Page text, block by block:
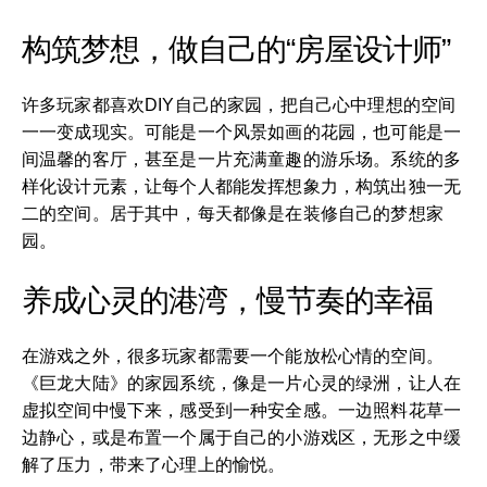
构筑梦想，做自己的“房屋设计师”
许多玩家都喜欢DIY自己的家园，把自己心中理想的空间
一一变成现实。可能是一个风景如画的花园，也可能是一
间温馨的客厅，甚至是一片充满童趣的游乐场。系统的多
样化设计元素，让每个人都能发挥想象力，构筑出独一无
二的空间。居于其中，每天都像是在装修自己的梦想家
园。
养成心灵的港湾，慢节奏的幸福
在游戏之外，很多玩家都需要一个能放松心情的空间。
《巨龙大陆》的家园系统，像是一片心灵的绿洲，让人在
虚拟空间中慢下来，感受到一种安全感。一边照料花草一
边静心，或是布置一个属于自己的小游戏区，无形之中缓
解了压力，带来了心理上的愉悦。